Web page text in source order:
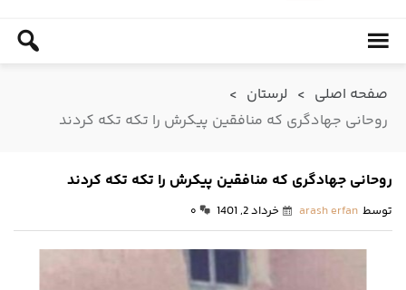
صفحه اصلی > لرستان >
روحانی جهادگری که منافقین پیکرش را تکه تکه کردند
روحانی جهادگری که منافقین پیکرش را تکه تکه کردند
توسط arash erfan خرداد 2, 1401 ۰